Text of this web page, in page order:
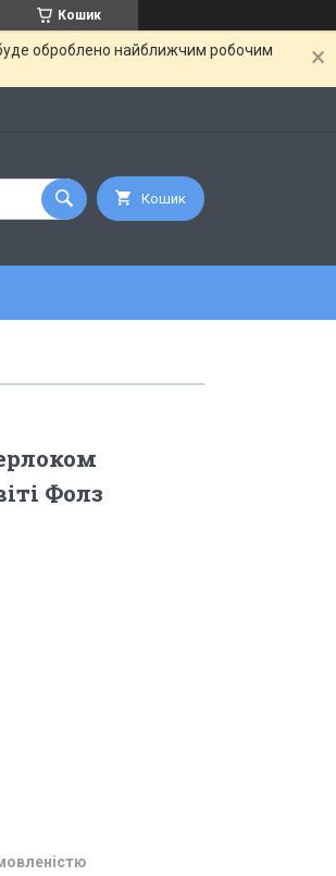
Кошик
буде оброблено найближчим робочим
Кошик
Фолз